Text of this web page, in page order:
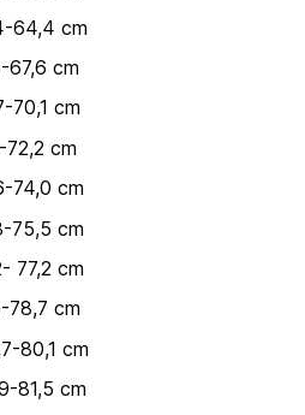
64,4 cm
67,6 cm
70,1 cm
72,2 cm
74,0 cm
75,5 cm
77,2 cm
78,7 cm
80,1 cm
81,5 cm